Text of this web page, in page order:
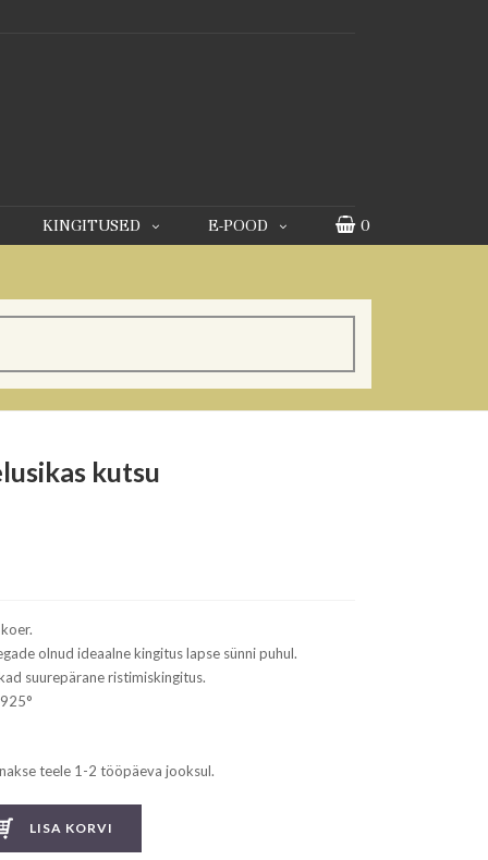
KINGITUSED E-POOD 0
kutsu
olnud ideaalne kingitus lapse sünni puhul.
suurepärane ristimiskingitus.
teele 1-2 tööpäeva jooksul.
LISA KORVI